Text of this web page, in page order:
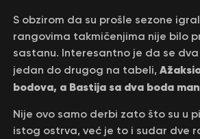
S obzirom da su prošle sezone
rangovima takmičenjima nije bilo
sastanu. Interesantno je da se
jedan do drugog na tabeli,
bodova, a Bastija sa dva boda
Nije ovo samo derbi zato što su u
istog ostrva, već je to i sudar dve